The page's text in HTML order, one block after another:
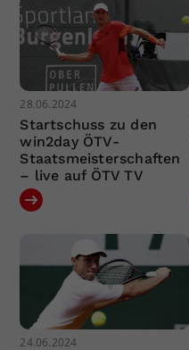
28.06.2024
Startschuss zu den
win2day ÖTV-
Staatsmeisterschaften
– live auf ÖTV TV
24.06.2024